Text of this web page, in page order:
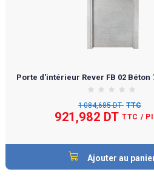
Porte d'intérieur Rever FB 02 Béton
1 084,685 DT TTC
921,982 DT TTC /
Ajouter au